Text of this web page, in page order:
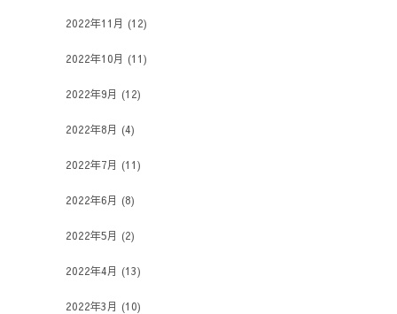
2022年11月 (12)
2022年10月 (11)
2022年9月 (12)
2022年8月 (4)
2022年7月 (11)
2022年6月 (8)
2022年5月 (2)
2022年4月 (13)
2022年3月 (10)